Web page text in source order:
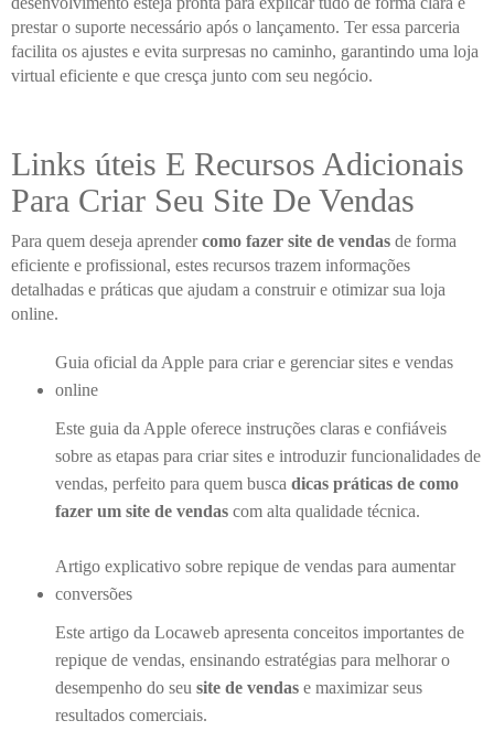
prestar o suporte necessário após o lançamento. Ter essa parceria
facilita os ajustes e evita surpresas no caminho, garantindo uma loja
virtual eficiente e que cresça junto com seu negócio.
Links úteis E Recursos Adicionais
Para Criar Seu Site De Vendas
Para quem deseja aprendercomo fazer site de vendas de forma
eficiente e profissional, estes recursos trazem informações
detalhadas e práticas que ajudam a construir e otimizar sua loja
online.
Guia oficial da Apple para criar e gerenciar sites e vendas
online
Este guia da Apple oferece instruções claras e confiáveis
sobre as etapas para criar sites e introduzir funcionalidades de
vendas, perfeito para quem busca dicas práticas de como
fazer um site de vendas com alta qualidade técnica.
Artigo explicativo sobre repique de vendas para aumentar
conversões
Este artigo da Locaweb apresenta conceitos importantes de
repique de vendas, ensinando estratégias para melhorar o
desempenho do seu site de vendas e maximizar seus
resultados comerciais.